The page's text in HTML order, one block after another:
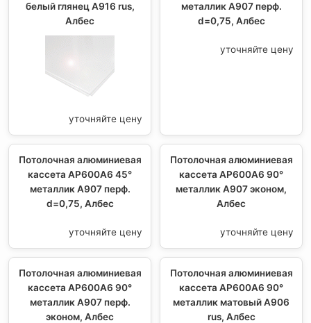
белый глянец A916 rus,
Албес
уточняйте цену
металлик А907 перф.
d=0,75, Албес
уточняйте цену
Потолочная алюминиевая
кассета AP600A6 45°
металлик А907 перф.
d=0,75, Албес
уточняйте цену
Потолочная алюминиевая
кассета AP600A6 90°
металлик А907 эконом,
Албес
уточняйте цену
Потолочная алюминиевая
кассета AP600A6 90°
металлик А907 перф.
эконом, Албес
Потолочная алюминиевая
кассета AP600A6 90°
металлик матовый А906
rus, Албес